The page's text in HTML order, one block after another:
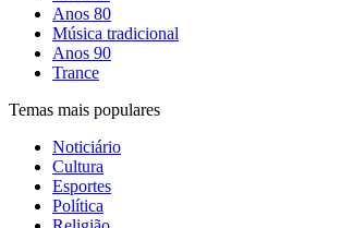
Anos 80
Música tradicional
Anos 90
Trance
Temas mais populares
Noticiário
Cultura
Esportes
Política